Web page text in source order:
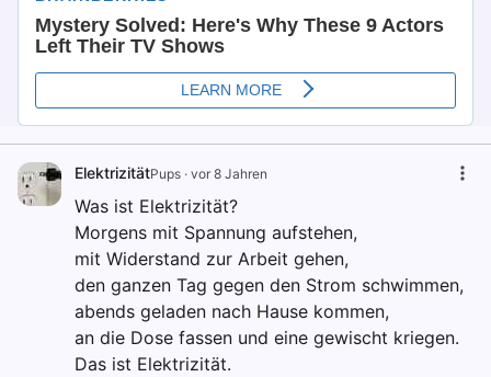
ElektrizitätPups · vor 8 Jahren
Was ist Elektrizität?
Morgens mit Spannung aufstehen,
mit Widerstand zur Arbeit gehen,
den ganzen Tag gegen den Strom schwimmen,
abends geladen nach Hause kommen,
an die Dose fassen und eine gewischt kriegen.
Das ist Elektrizität.